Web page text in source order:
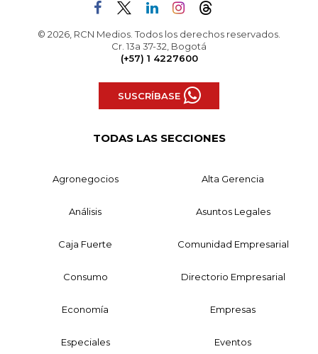
© 2026, RCN Medios. Todos los derechos reservados.
Cr. 13a 37-32, Bogotá
(+57) 1 4227600
SUSCRÍBASE
TODAS LAS SECCIONES
Agronegocios Alta Gerencia
Análisis Asuntos Legales
Caja Fuerte Comunidad Empresarial
Consumo Directorio Empresarial
Economía Empresas
Especiales Eventos